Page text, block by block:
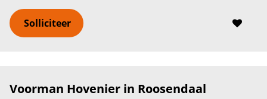
Solliciteer
Voorman Hovenier in Roosendaal